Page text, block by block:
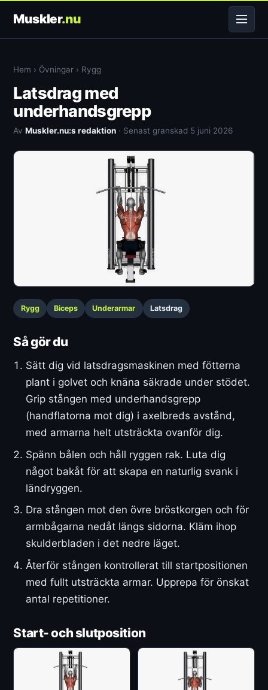
Muskler.nu
Hem › Övningar › Rygg
Latsdrag med
underhandsgrepp
AvMuskler.nu:s redaktion · Senast granskad 5 juni 2026
Rygg Biceps Underarmar Latsdrag
Så gör du
Sätt dig vid latsdragsmaskinen med fötterna
plant i golvet och knäna säkrade under stödet.
Grip stången med underhandsgrepp
(handflatorna mot dig) i axelbreds avstånd,
med armarna helt utsträckta ovanför dig.
Spänn bålen och håll ryggen rak. Luta dig
något bakåt för att skapa en naturlig svank i
ländryggen.
Dra stången mot den övre bröstkorgen och för
armbågarna nedåt längs sidorna. Kläm ihop
skulderbladen i det nedre läget.
Återför stången kontrollerat till startpositionen
med fullt utsträckta armar. Upprepa för önskat
antal repetitioner.
Start- och slutposition